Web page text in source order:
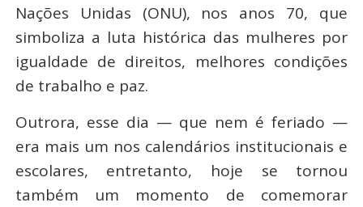
Nações Unidas (ONU), nos anos 70, que
simboliza a luta histórica das mulheres por
igualdade de direitos, melhores condições
de trabalho e paz.
Outrora, esse dia — que nem é feriado —
era mais um nos calendários institucionais e
escolares, entretanto, hoje se tornou
também um momento de comemorar